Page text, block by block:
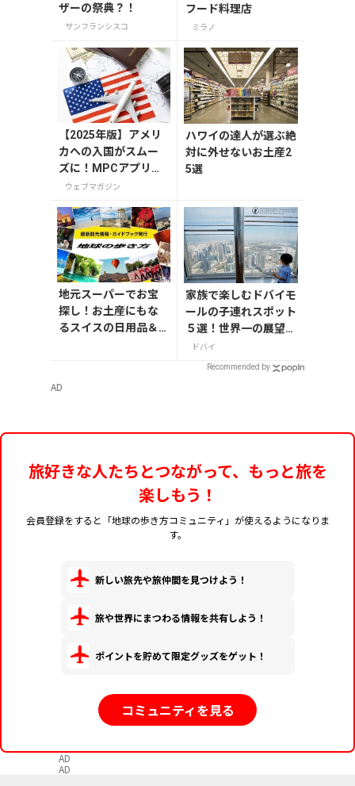
ザーの祭典？！
サンフランシスコ
フード料理店
ミラノ
【2025年版】アメリ
カへの入国がスムー
ズに！MPCアプリの
登録方法や使い方を
ウェブマガジン
ハワイの達人が選ぶ絶
対に外せないお土産2
5選
地元スーパーでお宝
探し！お土産にもな
るスイスの日用品＆
家族で楽しむドバイモ
ールの子連れスポット
５選！世界一の展望台
やアイススケート場を
ご紹介
ドバイ
Recommended by
AD
旅好きな人たちとつながって、もっと旅を
楽しもう！
会員登録をすると「地球の歩き方コミュニティ」が使えるようになりま
す。
新しい旅先や旅仲間を見つけよう！
旅や世界にまつわる情報を共有しよう！
ポイントを貯めて限定グッズをゲット！
コミュニティを見る
AD
AD